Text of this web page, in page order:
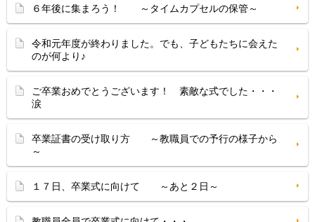
６年後に集まろう！ ～タイムカプセルの保管～
令和元年度が終わりました。でも、子どもたちに会えた
のが何より♪
ご卒業おめでとうございます！ 素敵な式でした・・・
涙
卒業証書の受け取り方 ～教職員での予行の様子から
～
１７日、卒業式に向けて ～あと２日～